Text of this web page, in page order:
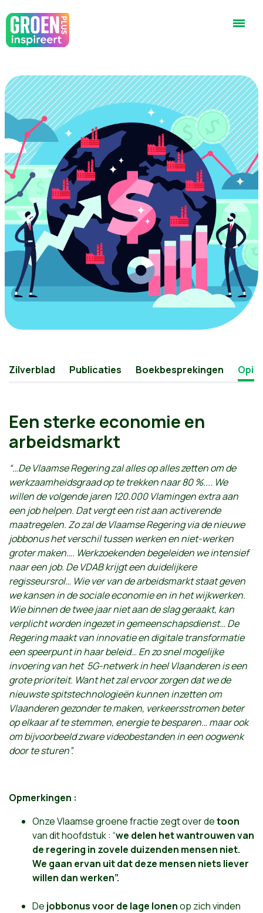
Zilverblad Publicaties Boekbesprekingen
Een sterke economie en
arbeidsmarkt
“…De Vlaamse Regering zal alles op alles zetten om de
werkzaamheidsgraad op te trekken naar 80 %.... We
willen de volgende jaren 120.000 Vlamingen extra aan
een job helpen. Dat vergt een rist aan activerende
maatregelen. Zo zal de Vlaamse Regering via de nieuwe
jobbonus het verschil tussen werken en niet-werken
groter maken…. Werkzoekenden begeleiden we intensief
naar een job. De VDAB krijgt een duidelijkere
regisseursrol… Wie ver van de arbeidsmarkt staat geven
we kansen in de sociale economie en in het wijkwerken.
Wie binnen de twee jaar niet aan de slag geraakt, kan
verplicht worden ingezet in gemeenschapsdienst… De
Regering maakt van innovatie en digitale transformatie
een speerpunt in haar beleid… En zo snel mogelijke
invoering van het 5G-netwerk in heel Vlaanderen is een
grote prioriteit. Want het zal ervoor zorgen dat we de
nieuwste spitstechnologieën kunnen inzetten om
Vlaanderen gezonder te maken, verkeersstromen beter
op elkaar af te stemmen, energie te besparen… maar ook
om bijvoorbeeld zware videobestanden in een oogwenk
door te sturen”.
Opmerkingen :
Onze Vlaamse groene fractie zegt over detoon
van dit hoofdstuk : “we delen het wantrouwen van
de regering in zovele duizenden mensen niet.
We gaan ervan uit dat deze mensen niets liever
willen dan werken”.
De jobbonus voor de lage lonenop zich vinden